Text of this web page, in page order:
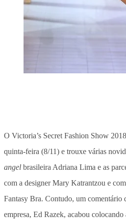
O Victoria’s Secret Fashion Show
quinta-feira (8/11) e trouxe várias
angel brasileira Adriana Lima e as
com a designer Mary Katrantzou e
Fantasy Bra. Contudo, um comentário
empresa, Ed Razek, acabou